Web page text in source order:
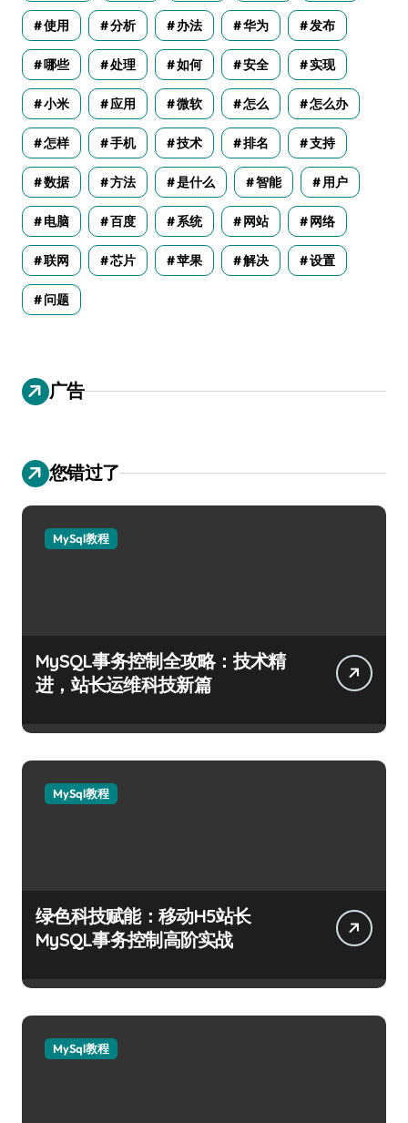
使用 分析 办法 华为 发布
哪些 处理 如何 安全 实现
小米 应用 微软 怎么 怎么办
怎样 手机 技术 排名 支持
数据 方法 是什么 智能 用户
电脑 百度 系统 网站 网络
联网 芯片 苹果 解决 设置
问题
广告
您错过了
MySql教程
MySQL事务控制全攻略：技术精
进，站长运维科技新篇
MySql教程
绿色科技赋能：移动H5站长
MySQL事务控制高阶实战
MySql教程